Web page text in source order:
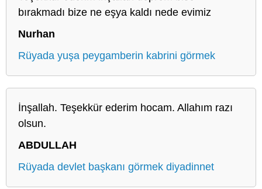
bırakmadı bize ne eşya kaldı nede evimiz
Nurhan
Rüyada yuşa peygamberin kabrini görmek
İnşallah. Teşekkür ederim hocam. Allahım razı
olsun.
ABDULLAH
Rüyada devlet başkanı görmek diyadinnet